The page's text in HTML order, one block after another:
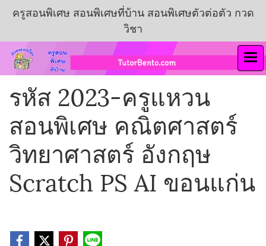
ครูสอนพิเศษ สอนพิเศษที่บ้าน สอนพิเศษตัวต่อตัว กวด
วิชา
รหัส 2023-ครูแหวน
สอนพิเศษ คณิตศาสตร์
วิทยาศาสตร์ อังกฤษ
Scratch PS AI ขอนแก่น